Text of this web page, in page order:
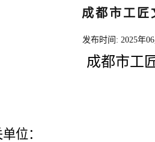
成都市工
发布时间: 2025年
成都市工
位：